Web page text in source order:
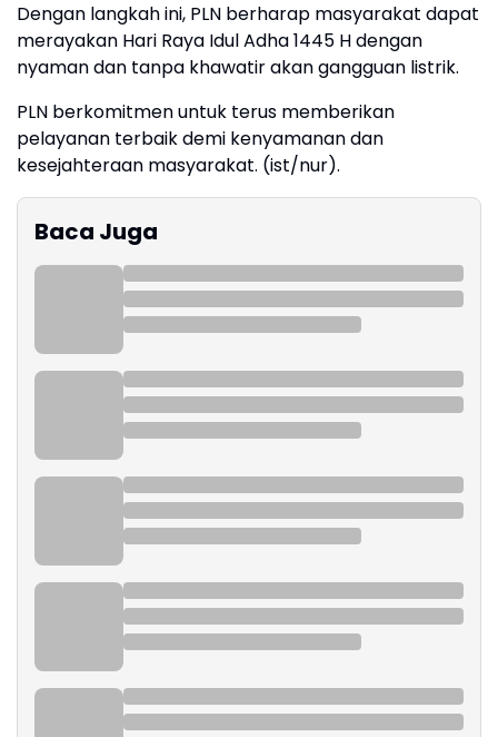
Dengan langkah ini, PLN berharap masyarakat dapat
merayakan Hari Raya Idul Adha 1445 H dengan
nyaman dan tanpa khawatir akan gangguan listrik.
PLN berkomitmen untuk terus memberikan
pelayanan terbaik demi kenyamanan dan
kesejahteraan masyarakat. (ist/nur).
Baca Juga